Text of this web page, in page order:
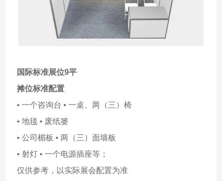
国际标准展位9平
摊位标准配置
• 一个咨询台 • 一桌、两（三）椅
• 地毯 • 废纸篓
• 公司楣板 • 两（三）面墙板
• 射灯 • 一个电源插座等；
仅供参考，以实际展会配置为准